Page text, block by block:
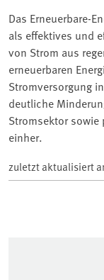
Das Erneuerbare-
als effektives und
von Strom aus
erneuerbaren
Stromversorgung
deutliche
Stromsektor
einher.
zuletzt aktualisiert